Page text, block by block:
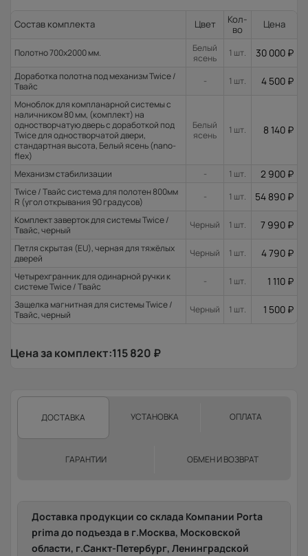
Состав комплекта Цвет
Кол-
во
Цена
Полотно 700x2000 мм.
Белый
ясень
1 шт. 30 000 ₽
Доработка полотна под механизм Twice /
Твайс
- 1 шт. 4 500 ₽
Моноблок для компланарной системы с
наличником 80 мм, (комплект) на
одностворчатую дверь с доработкой под
Twice для одностворчатой двери,
стандартная высота, Белый ясень (nano-
flex)
Белый
ясень
1 шт. 8 140 ₽
Механизм стабилизации - 1 шт. 2 900 ₽
Twice / Твайс система для полотен 800мм
R (угол открывания 90 градусов)
- 1 шт. 54 890 ₽
Комплект заверток для системы Twice /
Твайс, черный
Черный 1 шт. 7 990 ₽
Петля скрытая (EU), черная для тяжёлых
дверей
Черный 1 шт. 4 790 ₽
Четырехгранник для одинарной ручки к
системе Twice / Твайс
- 1 шт. 1 110 ₽
Защелка магнитная для системы Twice /
Твайс, черный
Черный 1 шт. 1 500 ₽
Цена за комплект:115 820 ₽
ДОСТАВКА УСТАНОВКА ОПЛАТА
ГАРАНТИИ ОБМЕН И ВОЗВРАТ
Доставка продукции со склада Компании Porta
prima до подъезда в г.Москва, Московской
области, г.Санкт-Петербург, Ленинградской